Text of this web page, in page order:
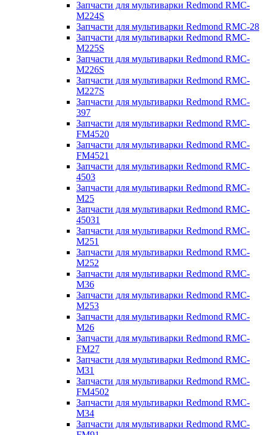
Запчасти для мультиварки Redmond RMC-
M224S
Запчасти для мультиварки Redmond RMC-28
Запчасти для мультиварки Redmond RMC-
M225S
Запчасти для мультиварки Redmond RMC-
M226S
Запчасти для мультиварки Redmond RMC-
M227S
Запчасти для мультиварки Redmond RMC-
397
Запчасти для мультиварки Redmond RMC-
FM4520
Запчасти для мультиварки Redmond RMC-
FM4521
Запчасти для мультиварки Redmond RMC-
4503
Запчасти для мультиварки Redmond RMC-
M25
Запчасти для мультиварки Redmond RMC-
45031
Запчасти для мультиварки Redmond RMC-
M251
Запчасти для мультиварки Redmond RMC-
M252
Запчасти для мультиварки Redmond RMC-
M36
Запчасти для мультиварки Redmond RMC-
M253
Запчасти для мультиварки Redmond RMC-
M26
Запчасти для мультиварки Redmond RMC-
FM27
Запчасти для мультиварки Redmond RMC-
M31
Запчасти для мультиварки Redmond RMC-
FM4502
Запчасти для мультиварки Redmond RMC-
M34
Запчасти для мультиварки Redmond RMC-